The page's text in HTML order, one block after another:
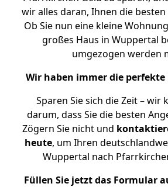
wir alles daran, Ihnen die
Ob Sie nun eine kleine
großes Haus in Wuppertal
umgezogen werden
Wir haben immer die perfekte
Sparen Sie sich die Zeit – wir
darum, dass Sie die besten
Zögern Sie nicht und
heute, um Ihren
Wuppertal nach
Füllen Sie jetzt das Formular